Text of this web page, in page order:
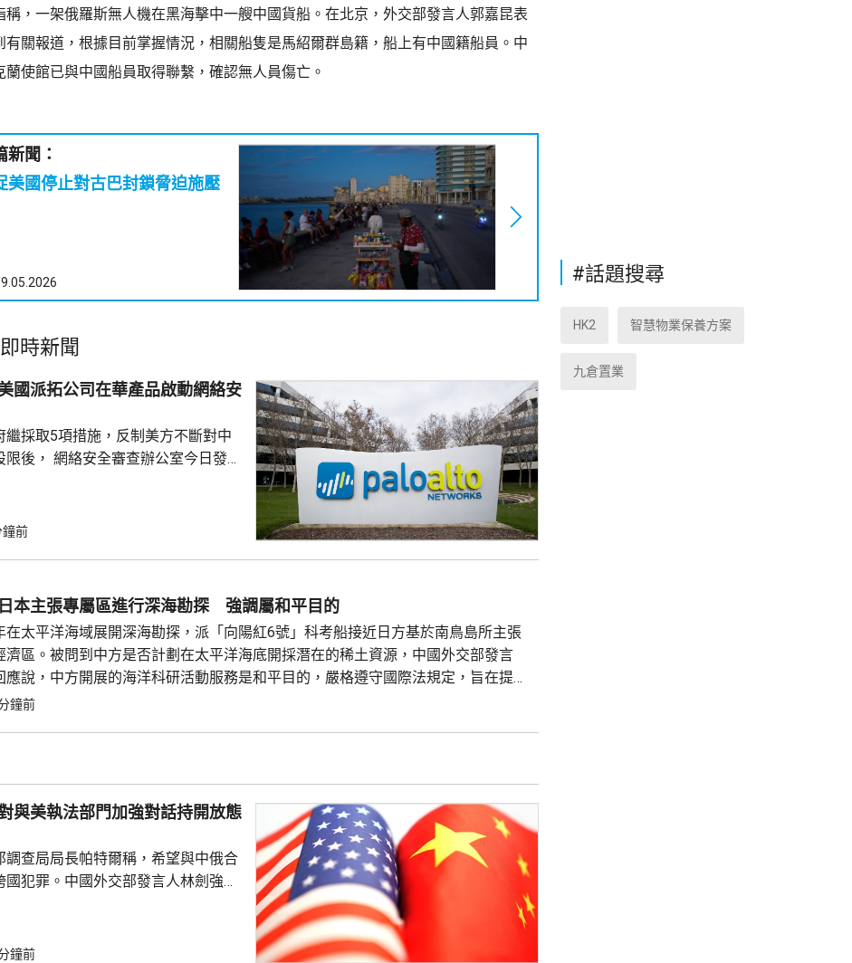
稱，一架俄羅斯無人機在黑海擊中一艘中國貨船。在北京，外交部發言人郭嘉昆表
有關報道，根據目前掌握情況，相關船隻是馬紹爾群島籍，船上有中國籍船員。中
蘭使館已與中國船員取得聯繫，確認無人員傷亡。
新聞：
美國停止對古巴封鎖脅迫施壓
時新聞
國派拓公司在華產品啟動網絡安
繼採取5項措施，反制美方不斷對中
限後， 網絡安全審查辦公室今日發公
為保障關鍵信息基礎設施安全穩定運
絡安全審查。 商務部昨日宣布對
5項反制措施，包括加強無人機相關
對出口管...
鐘前
本主張專屬區進行深海勘探 強調屬和平目的
在太平洋海域展開深海勘探，派「向陽紅6號」科考船接近日方基於南鳥島所主張
濟區。被問到中方是否計劃在太平洋海底開採潛在的稀土資源，中國外交部發言
應說，中方開展的海洋科研活動服務是和平目的，嚴格遵守國際法規定，旨在提
的科學認知、促進國際社會整體利益。 至於中國航母「遼寧艦」去年6月進
鐘前
與美執法部門加強對話持開放態
調查局局長帕特爾稱，希望與中俄合
國犯罪。中國外交部發言人林劍強
方開展執法領域合作。至於雙方是否
鐘前
#話題搜尋
HK2 智慧物業保養方案
九倉置業